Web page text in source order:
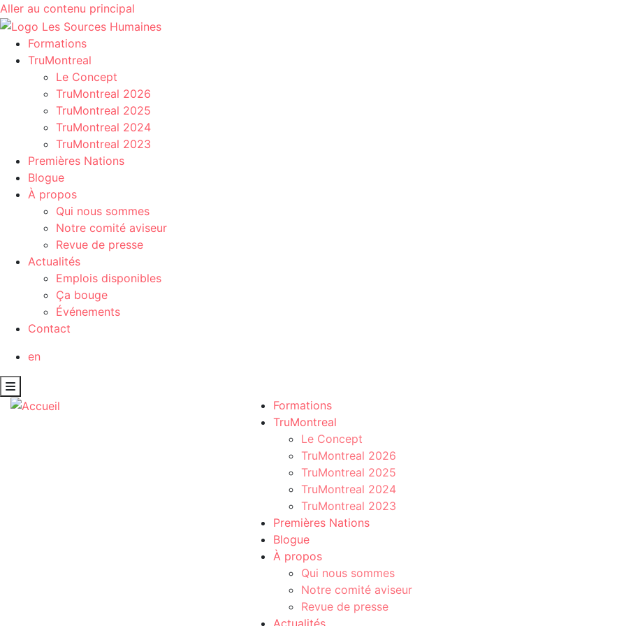
Aller au contenu principal
Formations
TruMontreal
Le Concept
TruMontreal 2026
TruMontreal 2025
TruMontreal 2024
TruMontreal 2023
Premières Nations
Blogue
À propos
Qui nous sommes
Notre comité aviseur
Revue de presse
Actualités
Emplois disponibles
Ça bouge
Événements
Contact
en
Formations
TruMontreal
Le Concept
TruMontreal 2026
TruMontreal 2025
TruMontreal 2024
TruMontreal 2023
Premières Nations
Blogue
À propos
Qui nous sommes
Notre comité aviseur
Revue de presse
Actualités